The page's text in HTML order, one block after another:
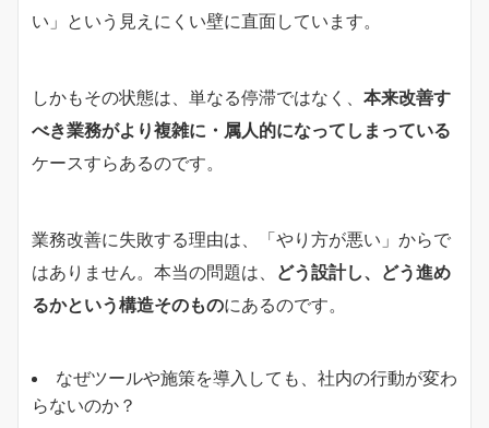
い」という見えにくい壁に直面しています。
しかもその状態は、単なる停滞ではなく、 本来改善す
べき業務がより複雑に・属人的になってしまっている
ケースすらあるのです。
業務改善に失敗する理由は、「やり方が悪い」からで
はありません。本当の問題は、 どう設計し、どう進め
るかという構造そのものにあるのです。
なぜツールや施策を導入しても、社内の行動が変わ
らないのか？